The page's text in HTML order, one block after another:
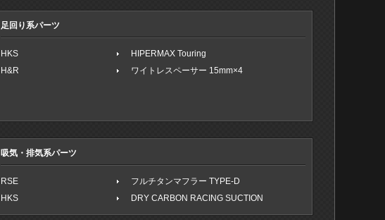
足回り系パーツ
HKS
HIPERMAX Touring
H&R
ワイトレスペーサー 15mm×4
吸気・排気系パーツ
RSE
フルチタンマフラー TYPE-D
HKS
DRY CARBON RACING SUCTION